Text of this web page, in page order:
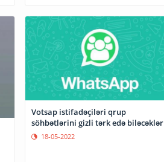
Votsap istifadəçiləri qrup
söhbətlərini gizli tərk edə biləcəklər
18-05-2022